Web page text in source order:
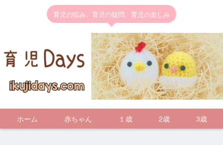
育児の悩み、育児の疑問、育児の楽しみ
ホーム 赤ちゃん １歳 2歳 3歳